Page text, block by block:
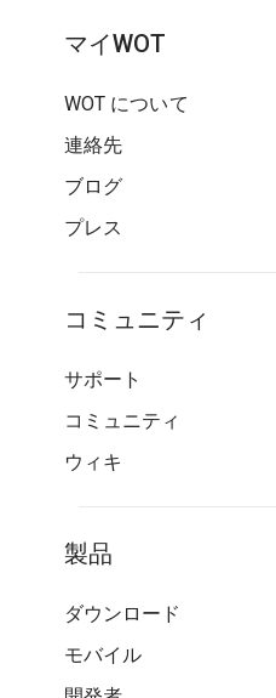
マイWOT
WOT について
連絡先
ブログ
プレス
コミュニティ
サポート
コミュニティ
ウィキ
製品
ダウンロード
モバイル